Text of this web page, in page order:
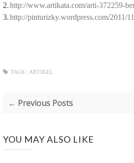
2.http://www.artikata.com/arti-372259-
3.http://pinturizky.wordpress.com/2011/
TAGS : ARTIKEL
← Previous Posts
YOU MAY ALSO LIKE